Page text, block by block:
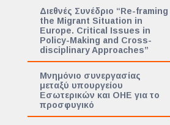
Διεθνές Συνέδριο “Re-framing
the Migrant Situation in
Europe. Critical Issues in
Policy-Making and Cross-
disciplinary Approaches”
Μνημόνιο συνεργασίας
μεταξύ υπουργείου
Εσωτερικών και ΟΗΕ για το
προσφυγικό